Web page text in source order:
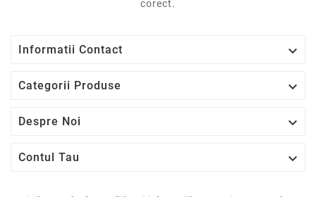
corect.
Informatii Contact 
Categorii Produse 
Despre Noi 
Contul Tau 